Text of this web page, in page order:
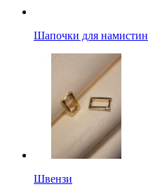
Шапочки для намистин
Швензи